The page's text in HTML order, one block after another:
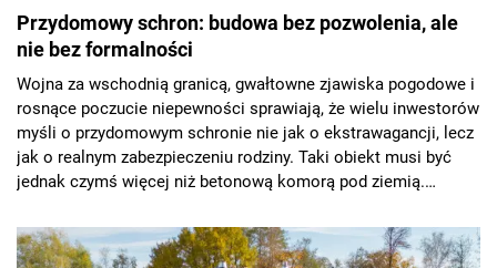
Przydomowy schron: budowa bez pozwolenia, ale
nie bez formalności
Wojna za wschodnią granicą, gwałtowne zjawiska pogodowe i
rosnące poczucie niepewności sprawiają, że wielu inwestorów
myśli o przydomowym schronie nie jak o ekstrawagancji, lecz
jak o realnym zabezpieczeniu rodziny. Taki obiekt musi być
jednak czymś więcej niż betonową komorą pod ziemią.
gdzie go zlokalizować, jak wykonać, w co wyposażyć i jak
przygotować do bezpiecznego użytkowania.